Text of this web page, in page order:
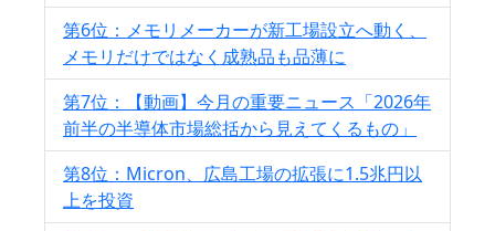
第6位：メモリメーカーが新工場設立へ動く、
メモリだけではなく成熟品も品薄に
第7位：【動画】今月の重要ニュース「2026年
前半の半導体市場総括から見えてくるもの」
第8位：Micron、広島工場の拡張に1.5兆円以
上を投資